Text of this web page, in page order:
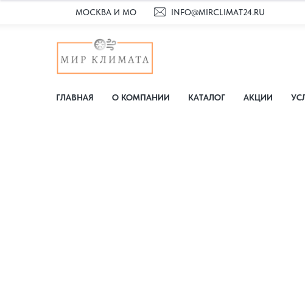
МОСКВА И МО INFO@MIRCLIMAT24.RU
ГЛАВНАЯ О КОМПАНИИ КАТАЛОГ АКЦИИ